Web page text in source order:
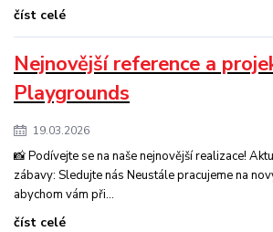
číst celé
Nejnovější reference a
Playgrounds
19.03.2026
📸 Podívejte se na naše nejnovější realizace!
zábavy: Sledujte nás Neustále pracujeme na
abychom vám při...
číst celé